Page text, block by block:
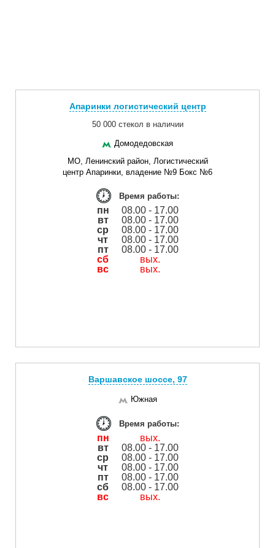
Апаринки логистический центр
50 000 стекол в наличии
Домодедовская
МО, Ленинский район, Логистический
центр Апаринки, владение №9 Бокс №6
Время работы:
пн
08.00 - 17.00
вт
08.00 - 17.00
ср
08.00 - 17.00
чт
08.00 - 17.00
пт
08.00 - 17.00
сб
вых.
вс
вых.
Варшавское шоссе, 97
Южная
Время работы:
пн
вых.
вт
08.00 - 17.00
ср
08.00 - 17.00
чт
08.00 - 17.00
пт
08.00 - 17.00
сб
08.00 - 17.00
вс
вых.